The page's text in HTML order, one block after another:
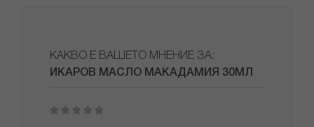
КАКВО Е ВАШЕТО МНЕНИЕ ЗА:
ИКАРОВ МАСЛО МАКАДАМИЯ 30МЛ